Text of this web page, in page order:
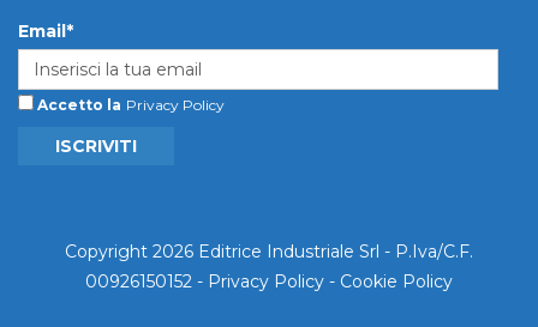
Email*
Accetto la Privacy Policy
ISCRIVITI
Copyright 2026 Editrice Industriale Srl - P.Iva/C.F.
00926150152 - Privacy Policy - Cookie Policy